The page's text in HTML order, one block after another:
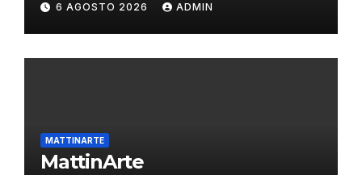
6 AGOSTO 2026 ADMIN
MATTINARTE
MattinArte